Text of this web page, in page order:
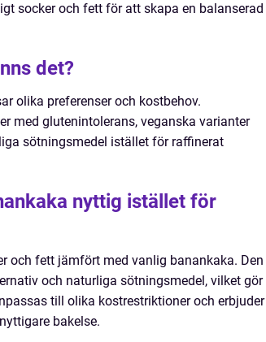
socker och fett för att skapa en balanserad
det?
olika preferenser och kostbehov.
med glutenintolerans, veganska varianter
sötningsmedel istället för raffinerat
nyttig istället för
och fett jämfört med vanlig banankaka. Den
och naturliga sötningsmedel, vilket gör
till olika kostrestriktioner och erbjuder
bakelse.